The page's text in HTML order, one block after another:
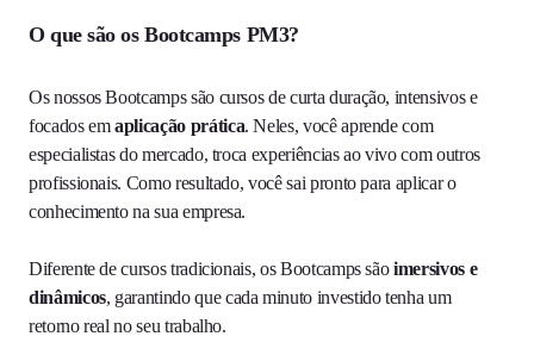
O que são os Bootcamps PM3?
Os nossos Bootcamps são cursos de curta duração, intensivos e
focados emaplicação prática. Neles, você aprende com
especialistas do mercado, troca experiências ao vivo com outros
profissionais. Como resultado, você sai pronto para aplicar o
conhecimento na sua empresa.
Diferente de cursos tradicionais, os Bootcamps sãoimersivos e
dinâmicos, garantindo que cada minuto investido tenha um
retorno real no seu trabalho.